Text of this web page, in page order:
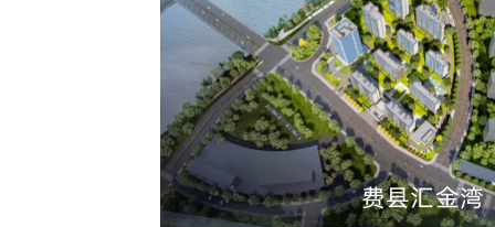
费县汇金湾